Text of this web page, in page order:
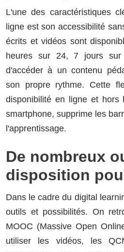
L'une des caractéristiques
ligne est son accessibilité
écrits et vidéos sont
heures sur 24, 7 jours
d'accéder à un contenu
son propre rythme. Cette
disponibilité en ligne et hors
smartphone, supprime les
l'apprentissage.
De nombreux
disposition
Dans le cadre du digital
outils et possibilités. On
MOOC (Massive Open
utiliser les vidéos, les